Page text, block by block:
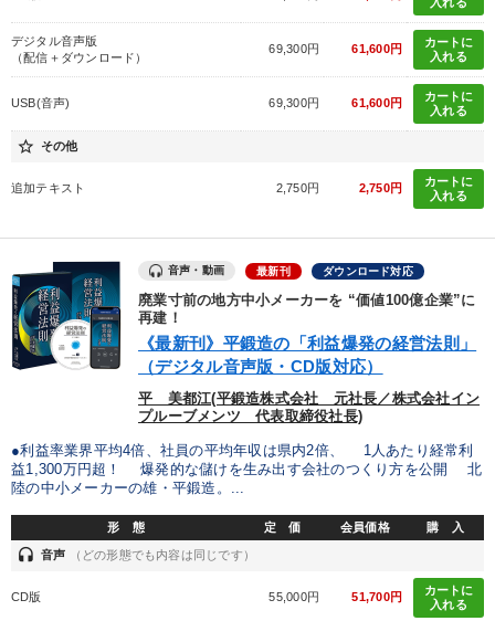
デジタル音声版
（配信＋ダウンロード）
69,300円 61,600円
カートに
入れる
USB(音声) 69,300円 61,600円
カートに
入れる
star_border その他
追加テキスト 2,750円 2,750円
カートに
入れる
音声・動画 最新刊 ダウンロード対応
廃業寸前の地方中小メーカーを “価値100億企業”に
再建！
《最新刊》平鍛造の「利益爆発の経営法則」
（デジタル音声版・CD版対応）
平 美都江(平鍛造株式会社 元社長／株式会社イン
プルーブメンツ 代表取締役社長)
●利益率業界平均4倍、社員の平均年収は県内2倍、 1人あたり経常利
益1,300万円超！ 爆発的な儲けを生み出す会社のつくり方を公開 北
陸の中小メーカーの雄・平鍛造。...
形 態 定 価 会員価格 購 入
headset 音声 （どの形態でも内容は同じです）
CD版 55,000円 51,700円
カートに
入れる